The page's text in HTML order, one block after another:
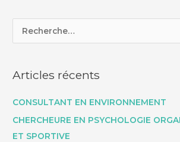
h
e
Articles récents
CONSULTANT EN ENVIRONNEMENT
CHERCHEURE EN PSYCHOLOGIE
ET SPORTIVE